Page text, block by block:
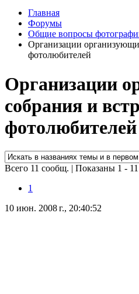
Главная
Форумы
Общие вопросы
Организации
фотолюбителей
Организации
собрания и
фотолюбителей
Всего 11 сообщ. | Показаны 1 - 11
1
10 июн. 2008 г., 20:40:52